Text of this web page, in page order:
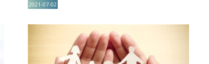
2021-07-02